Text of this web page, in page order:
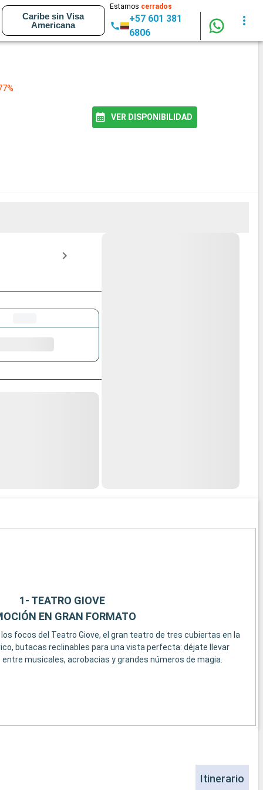
Caribe sin Visa
Americana
Estamos cerrados
+57 601 381
6806
VER DISPONIBILIDAD
1- TEATRO GIOVE
EN GRAN FORMATO
focos del Teatro Giove, el gran teatro de tres cubiertas en la
butacas reclinables para una vista perfecta: déjate llevar
musicales, acrobacias y grandes números de magia.
Itinerario